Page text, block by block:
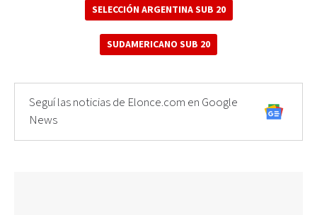
SELECCIÓN ARGENTINA SUB 20
SUDAMERICANO SUB 20
Seguí las noticias de Elonce.com en Google
News